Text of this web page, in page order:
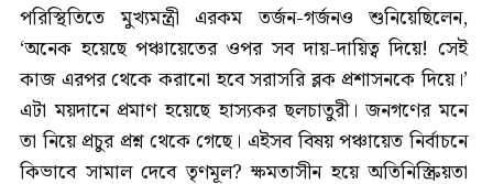
পরিস্থিতিতে মুখ্যমন্ত্রী এরকম তর্জন-গর্জনও শুনিয়েছিলেন,
‘অনেক হয়েছে পঞ্চায়েতের ওপর সব দায়-দায়িত্ব দিয়ে! সেই
কাজ এরপর থেকে করানো হবে সরাসরি ব্লক প্রশাসনকে দিয়ে।’
এটা ময়দানে প্রমাণ হয়েছে হাস্যকর ছলচাতুরী। জনগণের মনে
তা নিয়ে প্রচুর প্রশ্ন থেকে গেছে। এইসব বিষয় পঞ্চায়েত নির্বাচনে
কিভাবে সামাল দেবে তৃণমূল? ক্ষমতাসীন হয়ে অতিনিস্ক্রিয়তা